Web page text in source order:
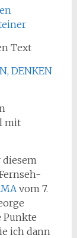
Text
DENKEN
mit
diesem
vom 7.
Punkte
ich dann